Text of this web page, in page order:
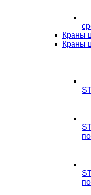
Краны
Краны